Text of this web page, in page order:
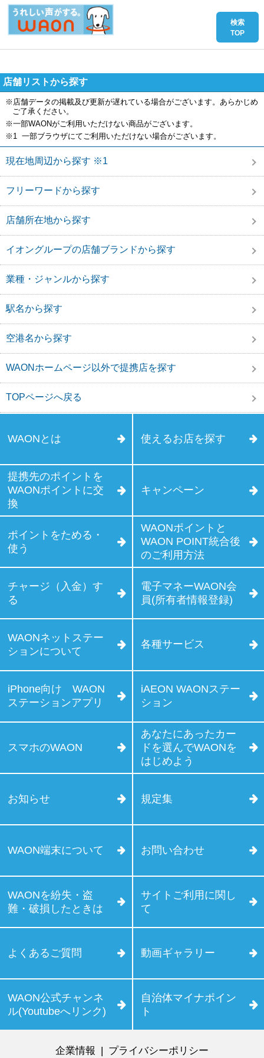
店舗リストから探す
※店舗データの掲載及び更新が遅れている場合がございます。あらかじめ
ご了承ください。
※一部WAONがご利用いただけない商品がございます。
※1 一部ブラウザにてご利用いただけない場合がございます。
現在地周辺から探す ※1
フリーワードから探す
店舗所在地から探す
イオングループの店舗ブランドから探す
業種・ジャンルから探す
駅名から探す
空港名から探す
WAONホームページ以外で提携店を探す
TOPページへ戻る